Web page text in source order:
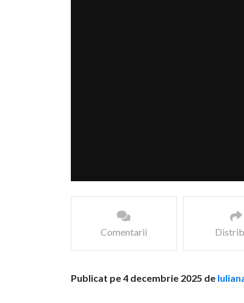
Comentarii
Publicat pe 4 decembrie 2025 de